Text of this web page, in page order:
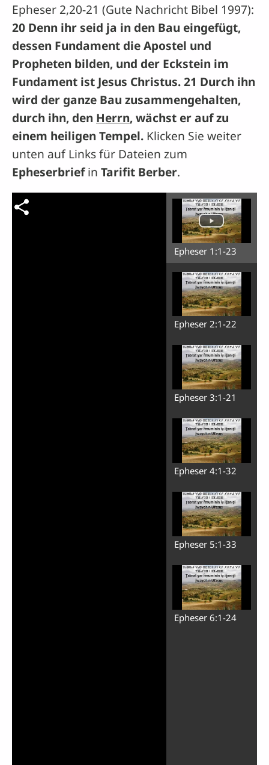
Epheser 2,20-21 (Gute Nachricht Bibel 1997):
20 Denn ihr seid ja in den Bau eingefügt,
dessen Fundament die Apostel und
Propheten bilden, und der Eckstein im
Fundament ist Jesus Christus. 21 Durch ihn
wird der ganze Bau zusammengehalten,
durch ihn, den Herrn, wächst er auf zu
einem heiligen Tempel. Klicken Sie weiter
unten auf Links für Dateien zum
Epheserbriefin Tarifit Berber.
Epheser 1:1-23
Epheser 2:1-22
Epheser 3:1-21
Epheser 4:1-32
Epheser 5:1-33
Epheser 6:1-24